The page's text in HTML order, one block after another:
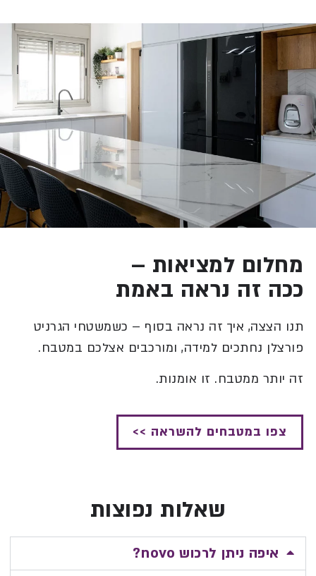
מחלום למציאות –
ככה זה נראה באמת
תנו הצצה, איך זה נראה בסוף – כשמשטחי הגרניט
פורצלן נחתכים למידה, ומורכבים אצלכם במטבח.
זה יותר ממטבח. זו אומנות.
צפו במטבחים להשראה >>
שאלות נפוצות
איפה ניתן לרכוש novo?